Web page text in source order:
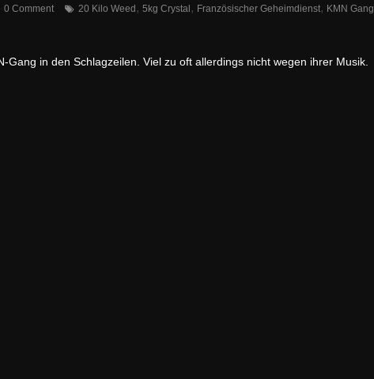
0 Comment 20 Kilo Weed , 5kg Crystal , Französischer Geheimdienst, KMN Gang
Gang in den Schlagzeilen. Viel zu oft allerdings nicht wegen ihrer Musik.